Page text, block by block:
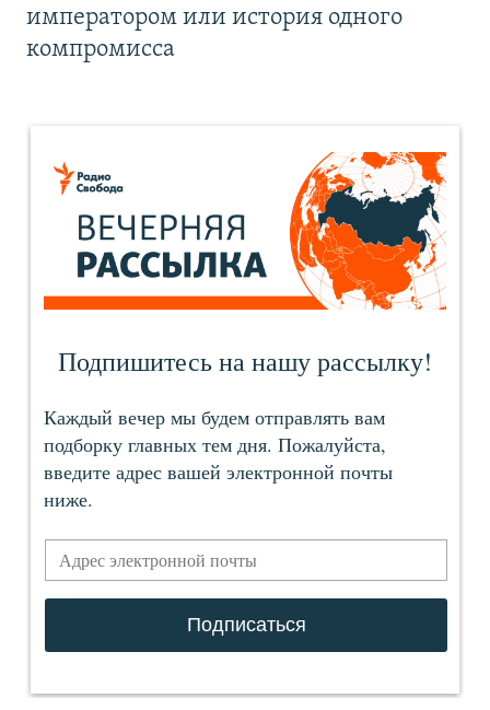
императором или история одного
компромисса